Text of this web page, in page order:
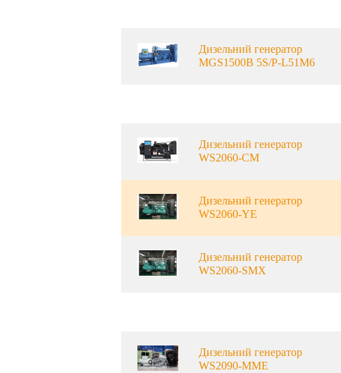
Дизельний генератор
MGS1500B 5S/P-L51M6
Дизельний генератор
WS2060-CM
Дизельний генератор
WS2060-YE
Дизельний генератор
WS2060-SMX
Дизельний генератор
WS2090-MME